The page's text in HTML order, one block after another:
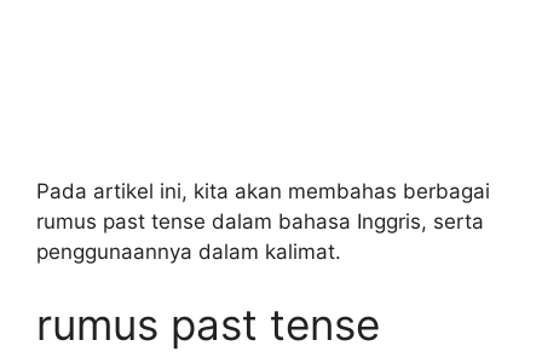
Pada artikel ini, kita akan membahas berbagai
rumus past tense dalam bahasa Inggris, serta
penggunaannya dalam kalimat.
rumus past tense